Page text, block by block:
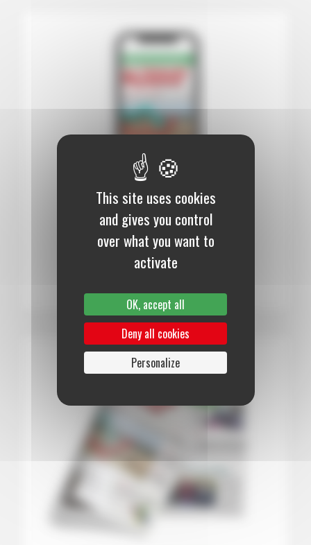
12 mois :99,00 €
Numérique
S’abonner au journal
This site uses cookies
and gives you control
over what you want to
activate
OK, accept all
Deny all cookies
Personalize